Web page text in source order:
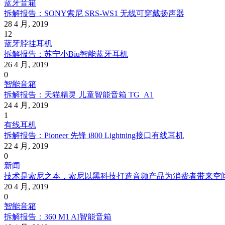
蓝牙音箱
拆解报告：SONY索尼 SRS-WS1 无线可穿戴扬声器
28 4 月, 2019
12
蓝牙脖挂耳机
拆解报告：苏宁小Biu智能蓝牙耳机
26 4 月, 2019
0
智能音箱
拆解报告：天猫精灵 儿童智能音箱 TG_A1
24 4 月, 2019
1
有线耳机
拆解报告：Pioneer 先锋 i800 Lightning接口有线耳机
22 4 月, 2019
0
新闻
技术是索尼之本，索尼以黑科技打造音频产品为消费者带来空
20 4 月, 2019
0
智能音箱
拆解报告：360 M1 AI智能音箱